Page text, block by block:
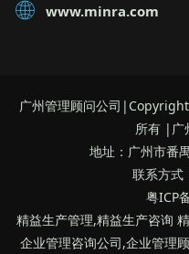
www.minra.com
广州管理顾问公司
所有 |广
地址：广州市番
联系方式
粤ICP
精益生产管理,精益生产咨询
企业管理咨询公司,企业管理